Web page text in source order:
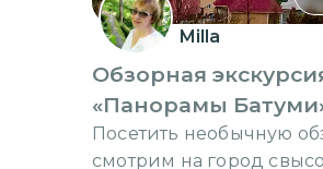
Milla
Обзорная
«Панорамы
Посетить необычную
смотрим на город